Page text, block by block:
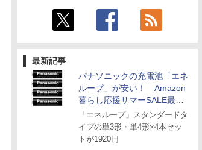
最新記事
パナソニックの充電池「エネ
ループ」が安い！ Amazon
暮らし応援サマーSALE最終
日
「エネループ」スタンダードタ
イプの単3形・単4形×4本セッ
トが1920円